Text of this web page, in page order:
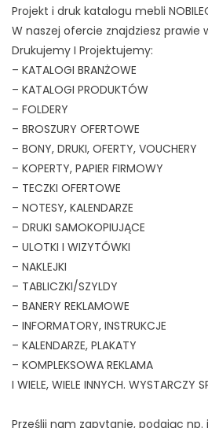
Projekt i druk katalogu mebli
W naszej ofercie znajdziesz prawie
Drukujemy I Projektujemy:
– KATALOGI BRANŻOWE
– KATALOGI PRODUKTÓW
– FOLDERY
– BROSZURY OFERTOWE
– BONY, DRUKI, OFERTY, VOUCHERY
– KOPERTY, PAPIER FIRMOWY
– TECZKI OFERTOWE
– NOTESY, KALENDARZE
– DRUKI SAMOKOPIUJĄCE
– ULOTKI I WIZYTÓWKI
– NAKLEJKI
– TABLICZKI/SZYLDY
– BANERY REKLAMOWE
– INFORMATORY, INSTRUKCJE
– KALENDARZE, PLAKATY
– KOMPLEKSOWA REKLAMA
I WIELE, WIELE INNYCH. WYSTARCZY
Prześlij nam zapytanie, podając